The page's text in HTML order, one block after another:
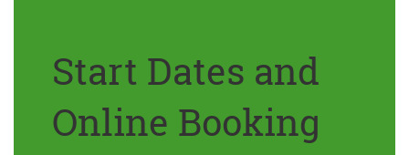
Start Dates and
Online Booking